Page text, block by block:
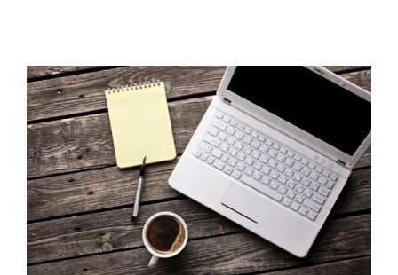
View
Larger
Image